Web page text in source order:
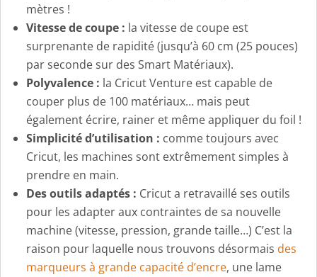
mètres !
Vitesse de coupe : la vitesse de coupe est
surprenante de rapidité (jusqu’à 60 cm (25 pouces)
par seconde sur des Smart Matériaux).
Polyvalence : la Cricut Venture est capable de
couper plus de 100 matériaux… mais peut
également écrire, rainer et même appliquer du foil !
Simplicité d’utilisation : comme toujours avec
Cricut, les machines sont extrêmement simples à
prendre en main.
Des outils adaptés : Cricut a retravaillé ses outils
pour les adapter aux contraintes de sa nouvelle
machine (vitesse, pression, grande taille…) C’est la
raison pour laquelle nous trouvons désormais des
marqueurs à grande capacité d’encre, une lame